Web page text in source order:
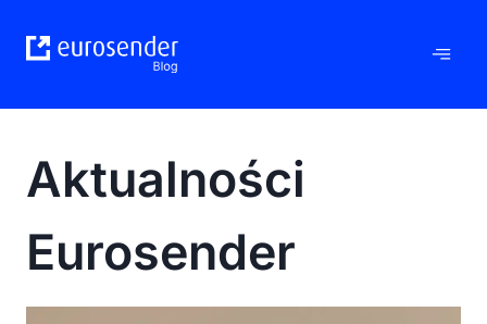
treści
Aktualności
Eurosender